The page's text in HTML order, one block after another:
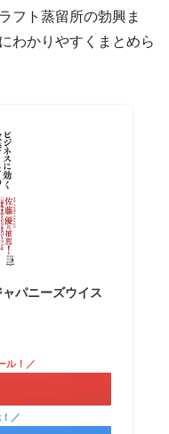
フト蒸留所の勃興ま
わかりやすくまとめら
パニーズウイス
ル！／
／